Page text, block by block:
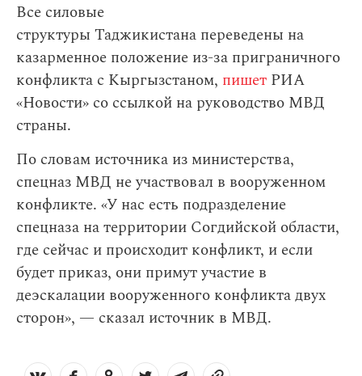
Все силовые
структуры Таджикистана переведены на
казарменное положение из-за приграничного
конфликта с Кыргызстаном, пишет РИА
«Новости» со ссылкой на руководство МВД
страны.
По словам источника из министерства,
спецназ МВД не участвовал в вооруженном
конфликте. «У нас есть подразделение
спецназа на территории Согдийской области,
где сейчас и происходит конфликт, и если
будет приказ, они примут участие в
деэскалации вооруженного конфликта двух
сторон», — сказал источник в МВД.